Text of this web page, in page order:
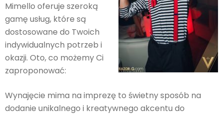
Mimello oferuje szeroką
gamę usług, które są
dostosowane do Twoich
indywidualnych potrzeb i
okazji. Oto, co możemy Ci
zaproponować:
Wynajęcie mima na imprezę to świetny sposób na
dodanie unikalnego i kreatywnego akcentu do